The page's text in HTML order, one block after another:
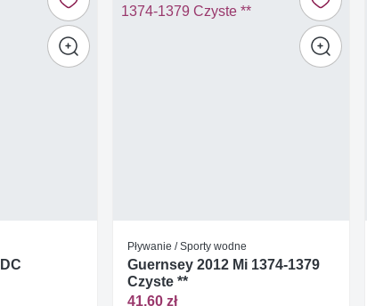
Pływanie / Sporty wodne
Guernsey 2012 Mi 1374-1379
Czyste **
41,60 zł